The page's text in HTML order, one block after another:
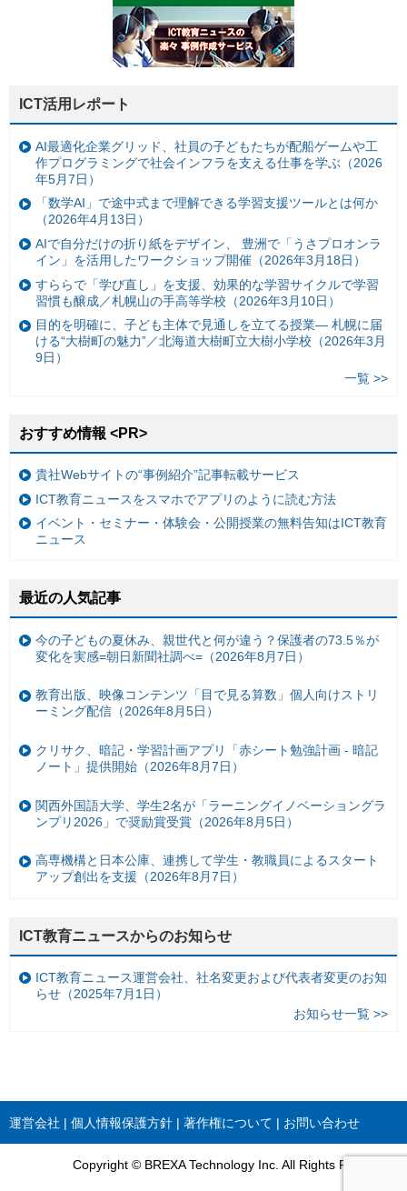
ICT活用レポート
AI最適化企業グリッド、社員の子どもたちが配船ゲームや工
作プログラミングで社会インフラを支える仕事を学ぶ（2026
年5月7日）
「数学AI」で途中式まで理解できる学習支援ツールとは何か
（2026年4月13日）
AIで自分だけの折り紙をデザイン、 豊洲で「うさプロオンラ
イン」を活用したワークショップ開催（2026年3月18日）
すららで「学び直し」を支援、効果的な学習サイクルで学習
習慣も醸成／札幌山の手高等学校（2026年3月10日）
目的を明確に、子ども主体で見通しを立てる授業— 札幌に届
ける“大樹町の魅力”／北海道大樹町立大樹小学校（2026年3月
9日）
一覧 >>
おすすめ情報 <PR>
貴社Webサイトの“事例紹介”記事転載サービス
ICT教育ニュースをスマホでアプリのように読む方法
イベント・セミナー・体験会・公開授業の無料告知はICT教育
ニュース
最近の人気記事
今の子どもの夏休み、親世代と何が違う？保護者の73.5％が
変化を実感=朝日新聞社調べ=（2026年8月7日）
教育出版、映像コンテンツ「目で見る算数」個人向けストリ
ーミング配信（2026年8月5日）
クリサク、暗記・学習計画アプリ「赤シート勉強計画 - 暗記
ノート」提供開始（2026年8月7日）
関西外国語大学、学生2名が「ラーニングイノベーショングラ
ンプリ2026」で奨励賞受賞（2026年8月5日）
高専機構と日本公庫、連携して学生・教職員によるスタート
アップ創出を支援（2026年8月7日）
ICT教育ニュースからのお知らせ
ICT教育ニュース運営会社、社名変更および代表者変更のお知
らせ（2025年7月1日）
お知らせ一覧 >>
運営会社 個人情報保護方針 著作権について お問い合わせ
Copyright © BREXA Technology Inc. All Rights Reserved.